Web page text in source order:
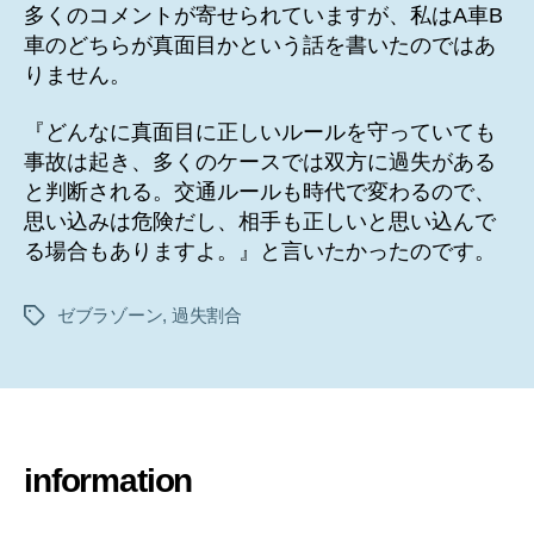
多くのコメントが寄せられていますが、私はA車B
車のどちらが真面目かという話を書いたのではあ
りません。
『どんなに真面目に正しいルールを守っていても
事故は起き、多くのケースでは双方に過失がある
と判断される。交通ルールも時代で変わるので、
思い込みは危険だし、相手も正しいと思い込んで
る場合もありますよ。』と言いたかったのです。
タ
ゼブラゾーン, 過失割合
information